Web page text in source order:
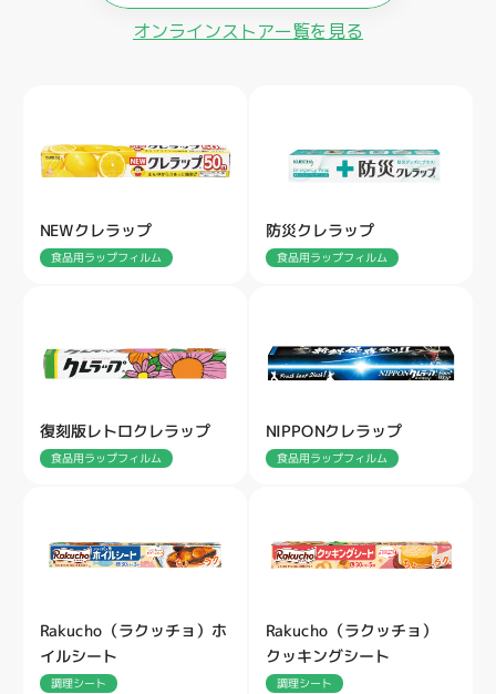
オンラインストアー覧を見る
NEWクレラップ
食品用ラップフィルム
防災クレラップ
食品用ラップフィルム
復刻版レトロクレラップ
食品用ラップフィルム
NIPPONクレラップ
食品用ラップフィルム
Rakucho（ラクッチョ）ホ
イルシート
調理シート
Rakucho（ラクッチョ）
クッキングシート
調理シート